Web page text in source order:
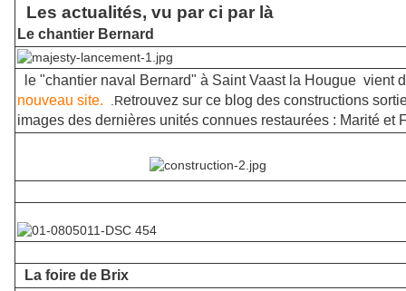
Les actualités, vu par ci par là
Le chantier Bernard
le "chantier naval Bernard" à Saint Vaast la Hougue vient
nouveau site.
.Retrouvez sur ce blog des constructions
images des dernières unités connues restaurées : Marité et
La foire de Brix